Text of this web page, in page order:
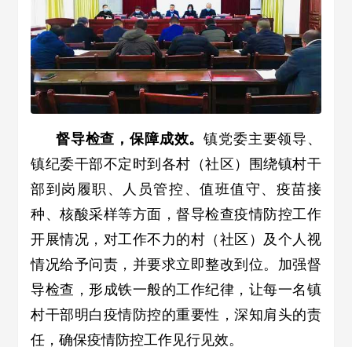
督导检查，保障成效。镇党委主要领导、
镇纪委干部不定时到各村（社区）围绕镇村干
部到岗履职、人员管控、值班值守、疫苗接
种、核酸采样等方面，督导检查疫情防控工作
开展情况，对工作不力的村（社区）及个人视
情况给予问责，并要求立即整改到位。加强督
导检查，形成铁一般的工作纪律，让每一名镇
村干部明白疫情防控的重要性，深知肩头的责
任，确保疫情防控工作见行见效。